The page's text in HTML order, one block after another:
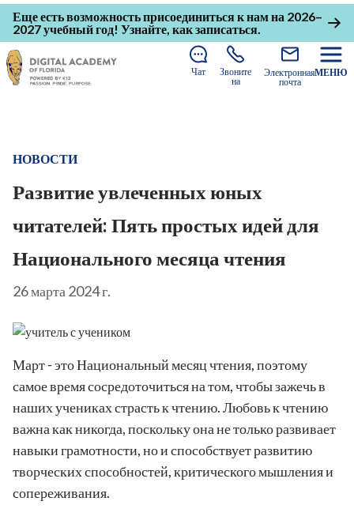
Еще есть возможность присоединиться к нам на 2026–
2027 учебный год! Узнайте, как записаться.
Чат
Звоните
на
Электронная
почта
МЕНЮ
НОВОСТИ
Развитие увлеченных юных
читателей: Пять простых идей для
Национального месяца чтения
26 марта 2024 г.
Март - это Национальный месяц чтения, поэтому
самое время сосредоточиться на том, чтобы зажечь в
наших учениках страсть к чтению. Любовь к чтению
важна как никогда, поскольку она не только развивает
навыки грамотности, но и способствует развитию
творческих способностей, критического мышления и
сопереживания.